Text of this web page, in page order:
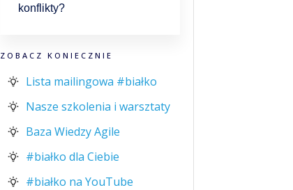
konflikty?
ZOBACZ KONIECZNIE
Lista mailingowa #białko
Nasze szkolenia i warsztaty
Baza Wiedzy Agile
#białko dla Ciebie
#białko na YouTube